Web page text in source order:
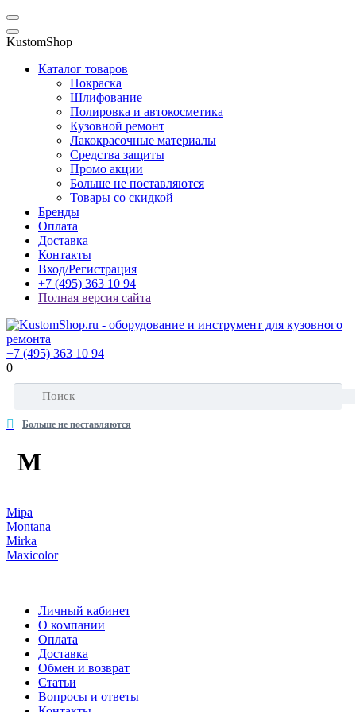
KustomShop
Каталог товаров
Покраска
Шлифование
Полировка и автокосметика
Кузовной ремонт
Лакокрасочные материалы
Средства защиты
Промо акции
Больше не поставляются
Товары со скидкой
Бренды
Оплата
Доставка
Контакты
Вход/Регистрация
+7 (495) 363 10 94
Полная версия сайта
+7 (495) 363 10 94
0
Больше не поставляются
M
Mipa
Montana
Mirka
Maxicolor
Личный кабинет
О компании
Оплата
Доставка
Обмен и возврат
Статьи
Вопросы и ответы